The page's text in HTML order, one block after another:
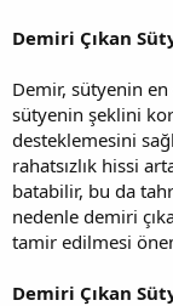
Demiri Çıkan
Demir, sütyenin en
sütyenin şeklini
desteklemesini
rahatsızlık hissi
batabilir, bu da
nedenle demiri
tamir edilmesi
Demiri Çıkan